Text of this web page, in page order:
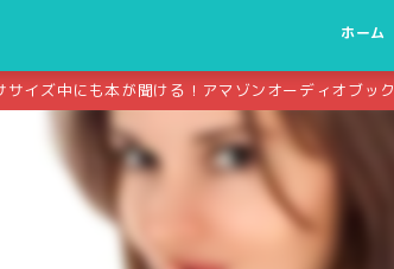
ホーム
サイズ中にも本が聞ける！アマゾンオーディオブック